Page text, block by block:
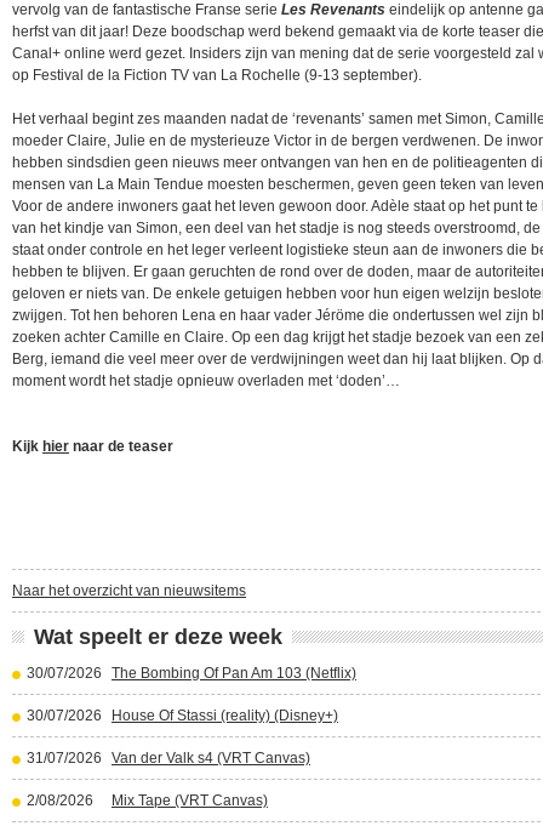
vervolg van de fantastische Franse serie Les Revenants eindelijk op antenne
herfst van dit jaar! Deze boodschap werd bekend gemaakt via de korte teaser
Canal+ online werd gezet. Insiders zijn van mening dat de serie voorgesteld zal
op Festival de la Fiction TV van La Rochelle (9-13 september).
Het verhaal begint zes maanden nadat de ‘revenants’ samen met Simon,
moeder Claire, Julie en de mysterieuze Victor in de bergen verdwenen. De
hebben sindsdien geen nieuws meer ontvangen van hen en de politieagenten
mensen van La Main Tendue moesten beschermen, geven geen teken van
Voor de andere inwoners gaat het leven gewoon door. Adèle staat op het punt
van het kindje van Simon, een deel van het stadje is nog steeds overstroomd,
staat onder controle en het leger verleent logistieke steun aan de inwoners die
hebben te blijven. Er gaan geruchten de rond over de doden, maar de
geloven er niets van. De enkele getuigen hebben voor hun eigen welzijn
zwijgen. Tot hen behoren Lena en haar vader Jéröme die ondertussen wel zijn
zoeken achter Camille en Claire. Op een dag krijgt het stadje bezoek van een
Berg, iemand die veel meer over de verdwijningen weet dan hij laat blijken. Op
moment wordt het stadje opnieuw overladen met ‘doden’…
Kijk hier naar de teaser
Naar het overzicht van nieuwsitems
Wat speelt er deze week
30/07/2026 The Bombing Of Pan Am 103 (Netflix)
30/07/2026 House Of Stassi (reality) (Disney+)
31/07/2026 Van der Valk s4 (VRT Canvas)
2/08/2026 Mix Tape (VRT Canvas)